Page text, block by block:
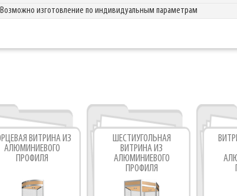
Возможно изготовление по индивидуальным параметрам
ВИТРИНА ИЗ
АЛЮМИНИЕВОГО
ПРОФИЛЯ
ШЕСТИУГОЛЬНАЯ
ВИТРИНА ИЗ
АЛЮМИНИЕВОГО
ПРОФИЛЯ